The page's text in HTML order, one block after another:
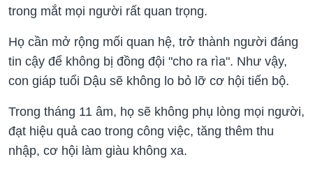
trong mắt mọi người rất quan trọng.
Họ cần mở rộng mối quan hệ, trở thành người đáng
tin cậy để không bị đồng đội "cho ra rìa". Như vậy,
con giáp tuổi Dậu sẽ không lo bỏ lỡ cơ hội tiến bộ.
Trong tháng 11 âm, họ sẽ không phụ lòng mọi người,
đạt hiệu quả cao trong công việc, tăng thêm thu
nhập, cơ hội làm giàu không xa.